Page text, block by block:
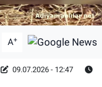
A+
09.07.2026 - 12:47